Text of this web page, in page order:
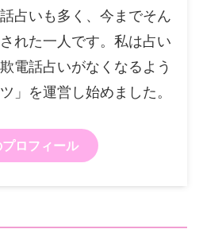
占いも多く、今までそん
れた一人です。私は占い
電話占いがなくなるよう
」を運営し始めました。
プロフィール